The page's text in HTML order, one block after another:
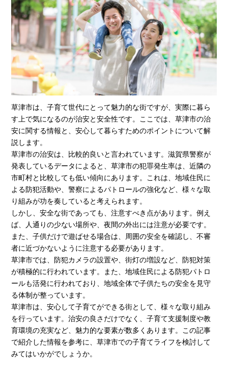
草津市は、子育て世代にとって魅力的な街ですが、実際に暮ら
す上で気になるのが治安と安全性です。ここでは、草津市の治
安に関する情報と、安心して暮らすためのポイントについて解
説します。
草津市の治安は、比較的良いと言われています。滋賀県警察が
発表しているデータによると、草津市の犯罪発生率は、近隣の
市町村と比較しても低い傾向にあります。これは、地域住民に
よる防犯活動や、警察によるパトロールの強化など、様々な取
り組みが功を奏していると考えられます。
しかし、安全な街であっても、注意すべき点があります。例え
ば、人通りの少ない場所や、夜間の外出には注意が必要です。
また、子供だけで遊ばせる場合は、周囲の安全を確認し、不審
者に近づかないように注意する必要があります。
草津市では、防犯カメラの設置や、街灯の増設など、防犯対策
が積極的に行われています。また、地域住民による防犯パトロ
ールも活発に行われており、地域全体で子供たちの安全を見守
る体制が整っています。
草津市は、安心して子育てができる街として、様々な取り組み
を行っています。治安の良さだけでなく、子育て支援制度や教
育環境の充実など、魅力的な要素が数多くあります。この記事
で紹介した情報を参考に、草津市での子育てライフを検討して
みてはいかがでしょうか。